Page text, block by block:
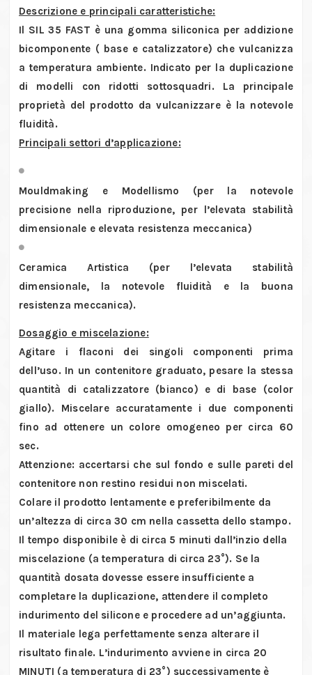
Descrizione e principali caratteristiche:
Il SIL 35 FAST è una gomma siliconica per addizione
bicomponente ( base e catalizzatore) che vulcanizza
a temperatura ambiente. Indicato per la duplicazione
di modelli con ridotti sottosquadri. La principale
proprietà del prodotto da vulcanizzare è la notevole
fluidità.
Principali settori d’applicazione:
Mouldmaking e Modellismo (per la notevole
precisione nella riproduzione, per l’elevata stabilità
dimensionale e elevata resistenza meccanica)
Ceramica Artistica (per l’elevata stabilità
dimensionale, la notevole fluidità e la buona
resistenza meccanica).
Dosaggio e miscelazione:
Agitare i flaconi dei singoli componenti prima
dell’uso. In un contenitore graduato, pesare la stessa
quantità di catalizzatore (bianco) e di base (color
giallo). Miscelare accuratamente i due componenti
fino ad ottenere un colore omogeneo per circa 60
sec.
Attenzione: accertarsi che sul fondo e sulle pareti del
contenitore non restino residui non miscelati.
Colare il prodotto lentamente e preferibilmente da
un’altezza di circa 30 cm nella cassetta dello stampo.
Il tempo disponibile è di circa 5 minuti dall’inzio della
miscelazione (a temperatura di circa 23°). Se la
quantità dosata dovesse essere insufficiente a
completare la duplicazione, attendere il completo
indurimento del silicone e procedere ad un’aggiunta.
Il materiale lega perfettamente senza alterare il
risultato finale. L’indurimento avviene in circa 20
MINUTI (a temperatura di 23°) successivamente è